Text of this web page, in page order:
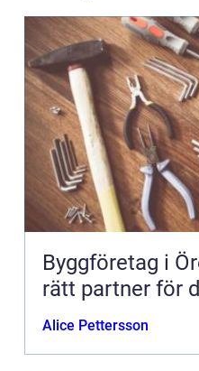
Byggföretag i
rätt partner för
Alice Pettersson